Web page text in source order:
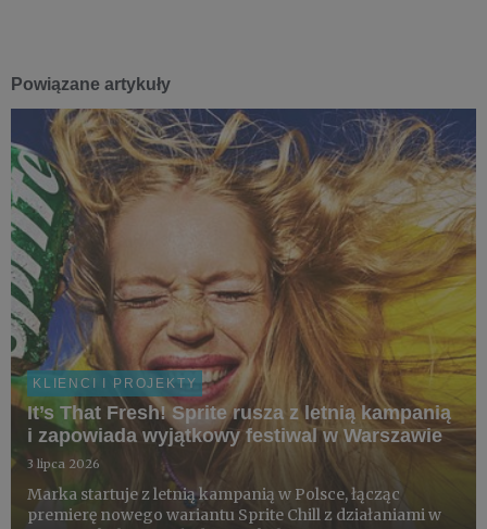
Powiązane artykuły
KLIENCI I PROJEKTY
It’s That Fresh! Sprite rusza z letnią kampanią
i zapowiada wyjątkowy festiwal w Warszawie
3 lipca 2026
Marka startuje z letnią kampanią w Polsce, łącząc
premierę nowego wariantu Sprite Chill z działaniami w